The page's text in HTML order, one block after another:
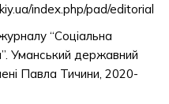
index.php/pad/editorial
“Соціальна
Уманський державний
Павла Тичини, 2020-